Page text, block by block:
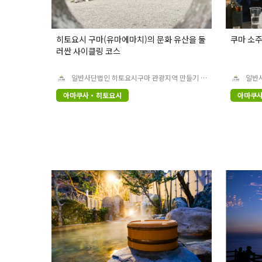
히토요시 구마(유마에마치)의 문화 유산을 둘
러싼 사이클링 코스
일반사단법인 히토요시구마 관광지역 만들기 협
의회
아마쿠사・히토요시
쿠마 소
일반
의회
아마쿠